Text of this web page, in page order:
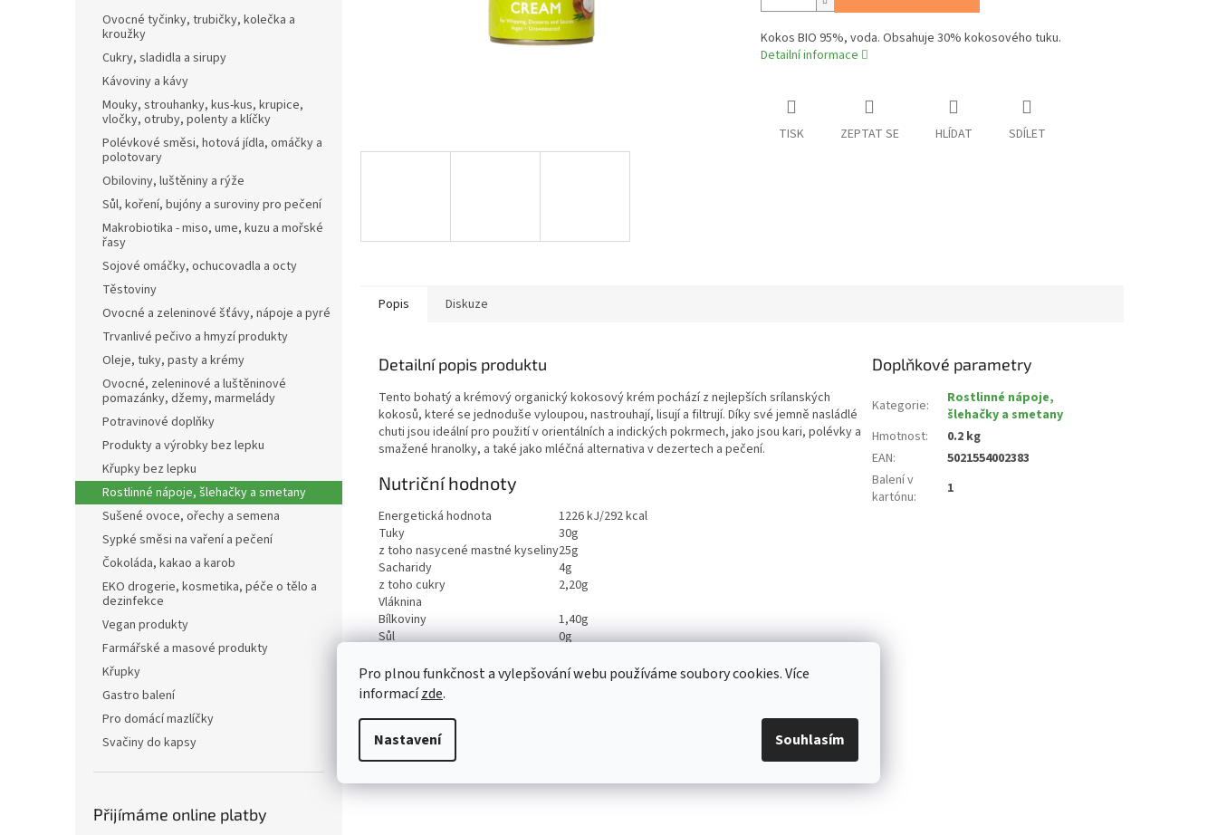
Pro plnou funkčnost a vylepšování webu používáme soubory cookies. Více
informacízde.
Nastavení Souhlasím
Ovocné tyčinky, trubičky, kolečka a
kroužky
Cukry, sladidla a sirupy
Kávoviny a kávy
Mouky, strouhanky, kus-kus, krupice,
vločky, otruby, polenty a klíčky
Polévkové směsi, hotová jídla, omáčky a
polotovary
Obiloviny, luštěniny a rýže
Sůl, koření, bujóny a suroviny pro pečení
Makrobiotika - miso, ume, kuzu a mořské
řasy
Sojové omáčky, ochucovadla a octy
Těstoviny
Ovocné a zeleninové šťávy, nápoje a pyré
Trvanlivé pečivo a hmyzí produkty
Oleje, tuky, pasty a krémy
Ovocné, zeleninové a luštěninové
pomazánky, džemy, marmelády
Potravinové doplňky
Produkty a výrobky bez lepku
Křupky bez lepku
Rostlinné nápoje, šlehačky a smetany
Sušené ovoce, ořechy a semena
Sypké směsi na vaření a pečení
Čokoláda, kakao a karob
EKO drogerie, kosmetika, péče o tělo a
dezinfekce
Vegan produkty
Farmářské a masové produkty
Křupky
Gastro balení
Pro domácí mazlíčky
Svačiny do kapsy
Přijímáme online platby
Kokos BIO 95%, voda. Obsahuje 30% kokosového tuku.
Detailní informace
TISK ZEPTAT SE HLÍDAT SDÍLET
Popis Diskuze
Detailní popis produktu
Tento bohatý a krémový organický kokosový krém pochází z nejlepších srílanských
kokosů, které se jednoduše vyloupou, nastrouhají, lisují a filtrují. Díky své jemně nasládlé
chuti jsou ideální pro použití v orientálních a indických pokrmech, jako jsou kari, polévky a
smažené hranolky, a také jako mléčná alternativa v dezertech a pečení.
Nutriční hodnoty
Energetická hodnota
1226 kJ/292 kcal
Tuky
30g
z toho nasycené mastné kyseliny25g
Sacharidy
4g
z toho cukry
2,20g
Vláknina
Bílkoviny
1,40g
Sůl
0g
Doplňkové parametry
Kategorie:
Rostlinné nápoje,
šlehačky a smetany
Hmotnost:
0.2 kg
EAN:
5021554002383
Balení v
kartónu: 1